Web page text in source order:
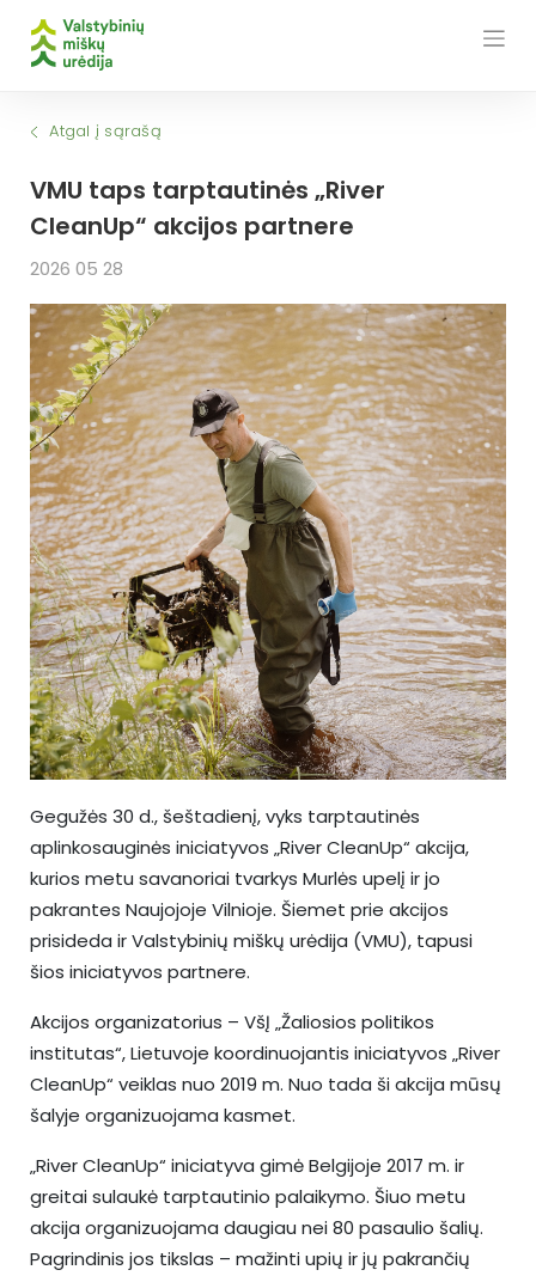
2026 05 28
VMU taps tarptautinės „River
CleanUp“ akcijos partnere
Atgal į sąrašą
Gegužės 30 d., šeštadienį, vyks tarptautinės
aplinkosauginės iniciatyvos „River CleanUp“ akcija,
kurios metu savanoriai tvarkys Murlės upelį ir jo
pakrantes Naujojoje Vilnioje. Šiemet prie akcijos
prisideda ir Valstybinių miškų urėdija (VMU), tapusi
šios iniciatyvos partnere.
Akcijos organizatorius – VšĮ „Žaliosios politikos
institutas“, Lietuvoje koordinuojantis iniciatyvos „River
CleanUp“ veiklas nuo 2019 m. Nuo tada ši akcija mūsų
šalyje organizuojama kasmet.
„River CleanUp“ iniciatyva gimė Belgijoje 2017 m. ir
greitai sulaukė tarptautinio palaikymo. Šiuo metu
akcija organizuojama daugiau nei 80 pasaulio šalių.
Pagrindinis jos tikslas – mažinti upių ir jų pakrančių